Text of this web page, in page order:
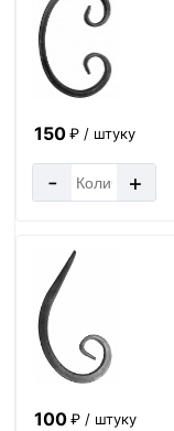
150₽ / штуку
- +
100₽ / штуку